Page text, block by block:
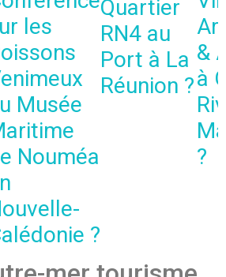
les
Musée
Nouméa
?
Quartier
RN4 au
Port à La
Réunion ?
&
à
?